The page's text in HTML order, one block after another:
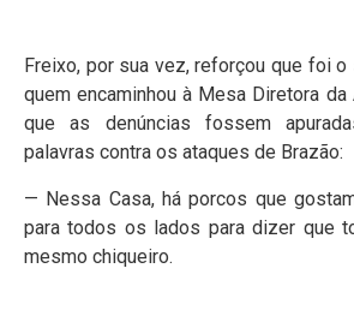
Freixo, por sua vez, reforçou que foi
quem encaminhou à Mesa Diretora
que as denúncias fossem
palavras contra os ataques de Brazão:
— Nessa Casa, há porcos que
para todos os lados para dizer que
mesmo chiqueiro.